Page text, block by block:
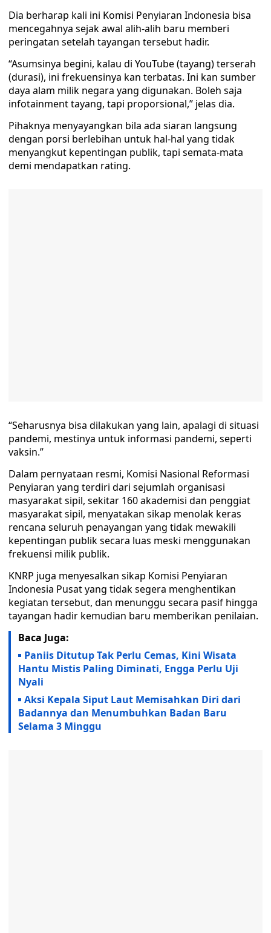
Dia berharap kali ini Komisi Penyiaran Indonesia bisa
mencegahnya sejak awal alih-alih baru memberi
peringatan setelah tayangan tersebut hadir.
“Asumsinya begini, kalau di YouTube (tayang) terserah
(durasi), ini frekuensinya kan terbatas. Ini kan sumber
daya alam milik negara yang digunakan. Boleh saja
infotainment tayang, tapi proporsional,” jelas dia.
Pihaknya menyayangkan bila ada siaran langsung
dengan porsi berlebihan untuk hal-hal yang tidak
menyangkut kepentingan publik, tapi semata-mata
demi mendapatkan rating.
“Seharusnya bisa dilakukan yang lain, apalagi di situasi
pandemi, mestinya untuk informasi pandemi, seperti
vaksin.”
Dalam pernyataan resmi, Komisi Nasional Reformasi
Penyiaran yang terdiri dari sejumlah organisasi
masyarakat sipil, sekitar 160 akademisi dan penggiat
masyarakat sipil, menyatakan sikap menolak keras
rencana seluruh penayangan yang tidak mewakili
kepentingan publik secara luas meski menggunakan
frekuensi milik publik.
KNRP juga menyesalkan sikap Komisi Penyiaran
Indonesia Pusat yang tidak segera menghentikan
kegiatan tersebut, dan menunggu secara pasif hingga
tayangan hadir kemudian baru memberikan penilaian.
Baca Juga:
Paniis Ditutup Tak Perlu Cemas, Kini Wisata
Hantu Mistis Paling Diminati, Engga Perlu Uji
Nyali
Aksi Kepala Siput Laut Memisahkan Diri dari
Badannya dan Menumbuhkan Badan Baru
Selama 3 Minggu